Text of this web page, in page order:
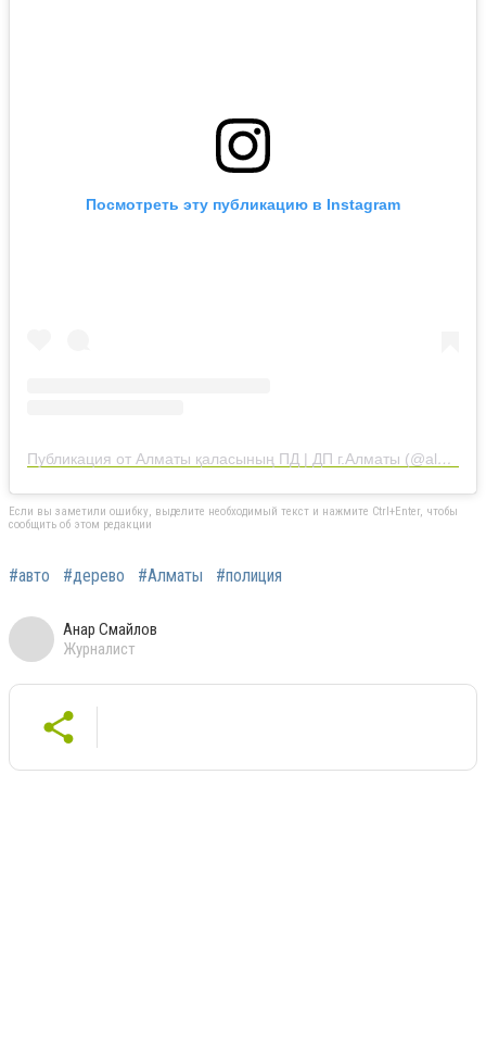
Посмотреть эту публикацию в Instagram
Публикация от Алматы қаласының ПД | ДП г.Алматы (@almaty.police)
Если вы заметили ошибку, выделите необходимый текст и нажмите Ctrl+Enter, чтобы
сообщить об этом редакции
#авто #дерево #Алматы #полиция
Анар Смайлов
Журналист